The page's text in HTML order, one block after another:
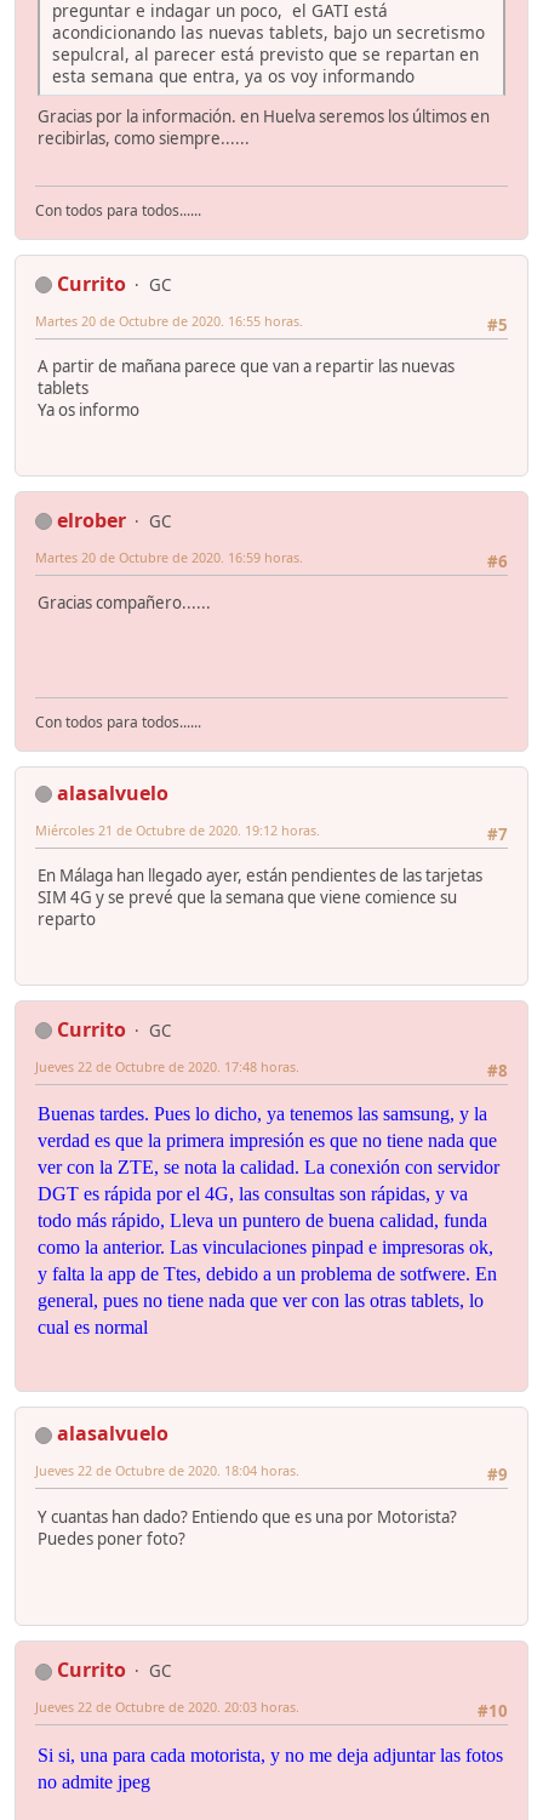
preguntar e indagar un poco, el GATI está
acondicionando las nuevas tablets, bajo un secretismo
sepulcral, al parecer está previsto que se repartan en
esta semana que entra, ya os voy informando
Gracias por la información. en Huelva seremos los últimos en
recibirlas, como siempre......
Con todos para todos......
Currito
GC
#5
Martes 20 de Octubre de 2020. 16:55 horas.
A partir de mañana parece que van a repartir las nuevas
tablets
Ya os informo
elrober
GC
#6
Martes 20 de Octubre de 2020. 16:59 horas.
Gracias compañero......
Con todos para todos......
alasalvuelo
#7
Miércoles 21 de Octubre de 2020. 19:12 horas.
En Málaga han llegado ayer, están pendientes de las tarjetas
SIM 4G y se prevé que la semana que viene comience su
reparto
Currito
GC
#8
Jueves 22 de Octubre de 2020. 17:48 horas.
Buenas tardes. Pues lo dicho, ya tenemos las samsung, y la
verdad es que la primera impresión es que no tiene nada que
ver con la ZTE, se nota la calidad. La conexión con servidor
DGT es rápida por el 4G, las consultas son rápidas, y va
todo más rápido, Lleva un puntero de buena calidad, funda
como la anterior. Las vinculaciones pinpad e impresoras ok,
y falta la app de Ttes, debido a un problema de sotfwere. En
general, pues no tiene nada que ver con las otras tablets, lo
cual es normal
alasalvuelo
#9
Jueves 22 de Octubre de 2020. 18:04 horas.
Y cuantas han dado? Entiendo que es una por Motorista?
Puedes poner foto?
Currito
GC
#10
Jueves 22 de Octubre de 2020. 20:03 horas.
Si si, una para cada motorista, y no me deja adjuntar las fotos
no admite jpeg